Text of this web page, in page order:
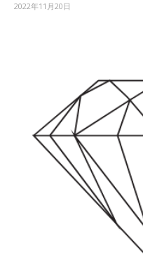
2022年11月20日